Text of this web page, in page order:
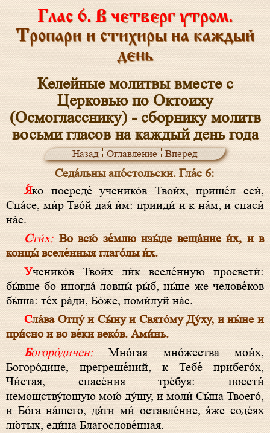
Глас 6. В четверг утром.
Тропари и стихиры на каждый
день
Келейные молитвы вместе с
Церковью по Октоиху
(Осмогласснику) - сборнику молитв
восьми гласов на каждый день года
Назад Оглавление Вперед
Седа́льны апо́стольски. Гла́с 6:
Я́ко посреде́ ученико́в Твои́х, прише́л еси́,
Спа́се, ми́р Тво́й дая́ и́м: прииди́ и к на́м, и спаси́
на́с.
Сти́х: Во всю́ зе́млю изы́де веща́ние и́х, и в
концы́ вселе́нныя глаго́лы и́х.
Ученико́в Твои́х ли́к вселе́нную просвети́:
бы́вше бо иногда́ ловцы́ ры́б, ны́не же челове́ков
бы́ша: те́х ра́ди, Бо́же, поми́луй на́с.
Сла́ва Отцу́ и Сы́ну и Свято́му Ду́ху, и ны́не и
при́сно и во ве́ки веко́в. Ами́нь.
Богоро́дичен:Мно́гая мно́жества мои́х,
Богоро́дице, прегреше́ний, к Тебе́ прибего́х,
Чи́стая, спасе́ния тре́буя: посети́
немощству́ющую мою́ ду́шу, и моли́ Сы́на Твоего́,
и Бо́га на́шего, да́ти ми́ оставле́ние, я́же соде́ях
лю́тых, еди́на Благослове́нная.